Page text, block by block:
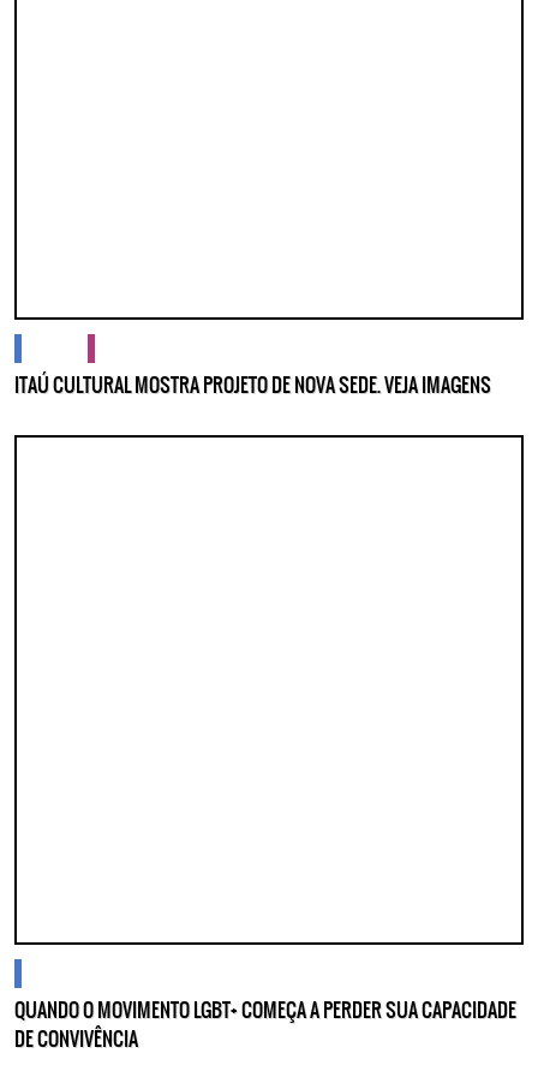
ITAÚ CULTURAL MOSTRA PROJETO DE NOVA SEDE. VEJA IMAGENS
QUANDO O MOVIMENTO LGBT+ COMEÇA A PERDER SUA CAPACIDADE
DE CONVIVÊNCIA